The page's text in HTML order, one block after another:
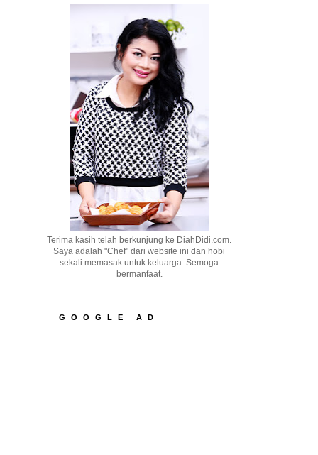
Terima kasih telah berkunjung ke DiahDidi.com.
Saya adalah "Chef" dari website ini dan hobi
sekali memasak untuk keluarga. Semoga
bermanfaat.
GOOGLE AD